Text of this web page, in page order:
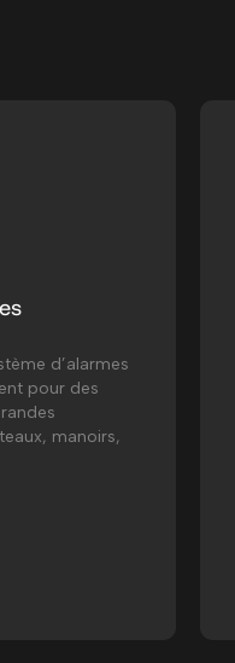
d’alarmes
pour des
manoirs,